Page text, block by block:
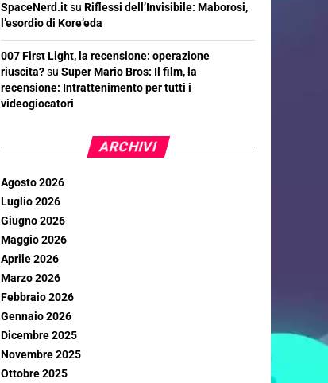
SpaceNerd.itsu Riflessi dell’Invisibile: Maborosi,
l’esordio di Kore’eda
007 First Light, la recensione: operazione
riuscita?su Super Mario Bros: Il film, la
recensione: Intrattenimento per tutti i
videogiocatori
ARCHIVI
Agosto 2026
Luglio 2026
Giugno 2026
Maggio 2026
Aprile 2026
Marzo 2026
Febbraio 2026
Gennaio 2026
Dicembre 2025
Novembre 2025
Ottobre 2025